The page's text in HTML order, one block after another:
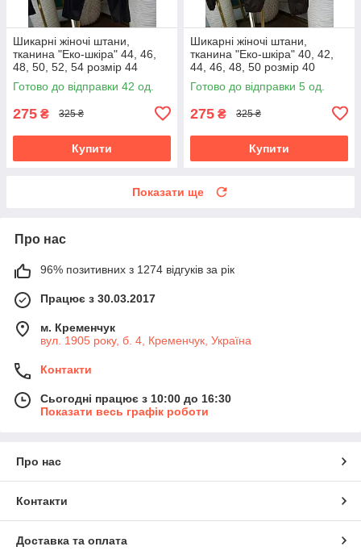
Шикарні жіночі штани,
тканина "Еко-шкіра" 44, 46,
48, 50, 52, 54 розмір 44
Готово до відправки 42 од.
275 ₴ 325 ₴
Купити
Шикарні жіночі штани,
тканина "Еко-шкіра" 40, 42,
44, 46, 48, 50 розмір 40
Готово до відправки 5 од.
275 ₴ 325 ₴
Купити
Показати ще
Про нас
96% позитивних з 1274 відгуків за рік
Працює з 30.03.2017
м. Кременчук
вул. 1905 року, б. 4, Кременчук, Україна
Контакти
Сьогодні працює з 10:00 до 16:30
Показати весь графік роботи
Про нас
Контакти
Доставка та оплата